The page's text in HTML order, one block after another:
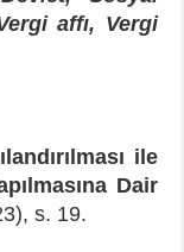
affı, Vergi
ile
Dair
s. 19.